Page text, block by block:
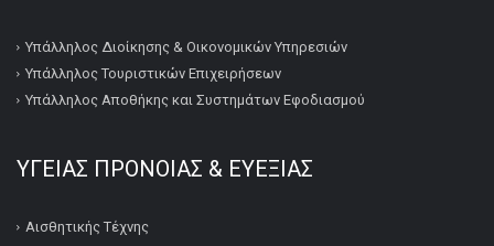
Υπάλληλος Διοίκησης & Οικονομικών Υπηρεσιών
Υπάλληλος Τουριστικών Επιχειρήσεων
Υπάλληλος Αποθήκης και Συστημάτων Εφοδιασμού
ΥΓΕΙΑΣ ΠΡΟΝΟΙΑΣ & ΕΥΕΞΙΑΣ
Αισθητικής Τέχνης